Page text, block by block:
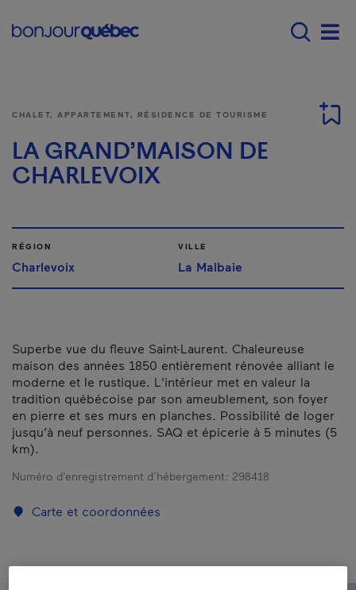
Main navigation -
CHALET, APPARTEMENT, RÉSIDENCE DE TOURISME
LA GRAND’MAISON DE
CHARLEVOIX
RÉGION
Charlevoix
VILLE
La Malbaie
Superbe vue du fleuve Saint-Laurent. Chaleureuse
maison des années 1850 entièrement rénovée alliant le
moderne et le rustique. L'intérieur met en valeur la
tradition québécoise par son ameublement, son foyer
en pierre et ses murs en planches. Possibilité de loger
jusqu’à neuf personnes. SAQ et épicerie à 5 minutes (5
km).
Numéro d’enregistrement d’hébergement : 298418
Carte et coordonnées